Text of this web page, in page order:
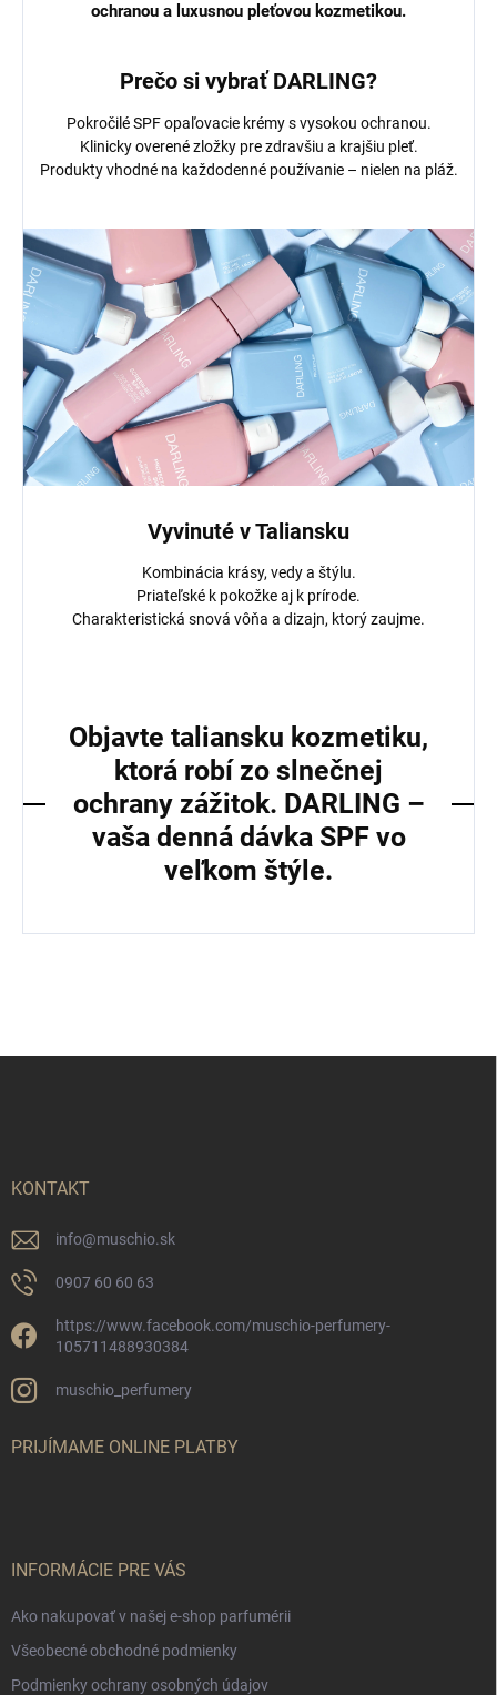
ochranou a luxusnou pleťovou kozmetikou.
Prečo si vybrať DARLING?
Pokročilé SPF opaľovacie krémy s vysokou ochranou.
Klinicky overené zložky pre zdravšiu a krajšiu pleť.
Produkty vhodné na každodenné používanie – nielen na pláž.
Vyvinuté v Taliansku
Kombinácia krásy, vedy a štýlu.
Priateľské k pokožke aj k prírode.
Charakteristická snová vôňa a dizajn, ktorý zaujme.
Objavte taliansku kozmetiku,
ktorá robí zo slnečnej
ochrany zážitok. DARLING –
vaša denná dávka SPF vo
veľkom štýle.
KONTAKT
info@muschio.sk
0907 60 60 63
https://www.facebook.com/muschio-perfumery-
105711488930384
muschio_perfumery
PRIJÍMAME ONLINE PLATBY
INFORMÁCIE PRE VÁS
Ako nakupovať v našej e-shop parfumérii
Všeobecné obchodné podmienky
Podmienky ochrany osobných údajov